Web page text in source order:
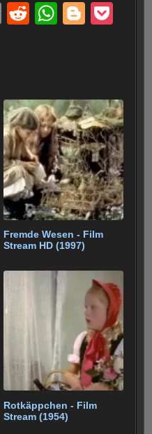
E
R
t
W
A
p
p
Bl
er
Fremde Wesen - Film
Stream HD (1997)
Rotkäppchen - Film
Stream (1954)